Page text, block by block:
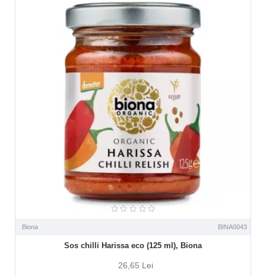
Biona BINA0043
Sos chilli Harissa eco (125 ml), Biona
26,65 Lei